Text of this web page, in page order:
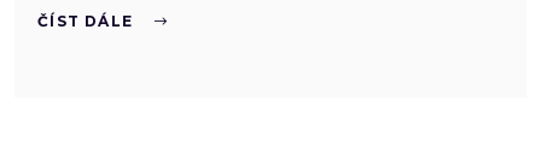
ČÍST DÁLE